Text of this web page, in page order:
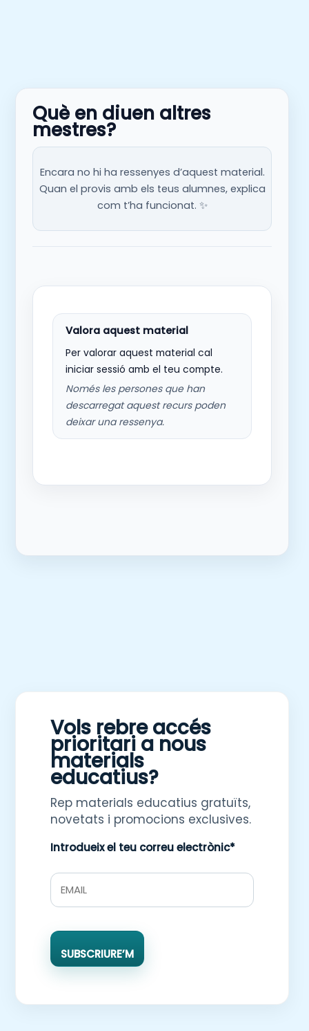
Què en diuen altres
mestres?
Encara no hi ha ressenyes d’aquest material.
Quan el provis amb els teus alumnes, explica
com t’ha funcionat. ✨
Per valorar aquest material cal
iniciar sessió amb el teu compte.
Només les persones que han
descarregat aquest recurs poden
deixar una ressenya.
Vols rebre accés
prioritari a nous
materials
educatius?
Rep materials educatius gratuïts,
novetats i promocions exclusives.
Introdueix el teu correu electrònic*
SUBSCRIURE’M